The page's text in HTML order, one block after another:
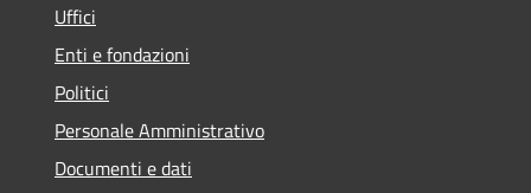
Uffici
Enti e fondazioni
Politici
Personale Amministrativo
Documenti e dati